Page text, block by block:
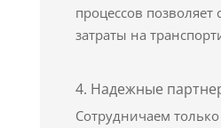
процессов позволяет
затраты на
4. Надежные
Сотрудничаем только